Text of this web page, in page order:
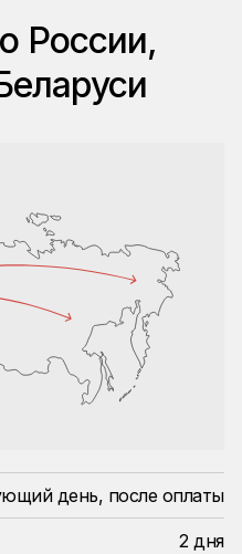
России,
день, после оплаты
2 дня